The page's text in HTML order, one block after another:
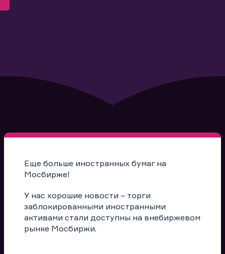
Еще больше иностранных бумаг на
Мосбирже!
У нас хорошие новости – торги
заблокированными иностранными
активами стали доступны на внебиржевом
рынке Мосбиржи.